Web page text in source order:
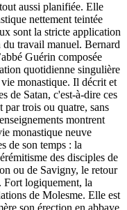
aussi planifiée. Elle
nettement teintée
sont la stricte application
travail manuel. Bernard
Guérin composée
quotidienne singulière
monastique. Il décrit et
de Satan, c'est-à-dire ces
par trois ou quatre, sans
montrent
monastique neuve
de son temps : la
des disciples de
ou de Savigny, le retour
Fort logiquement, la
de Molesme. Elle est